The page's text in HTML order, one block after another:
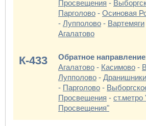
Просвещения -
Парголово - Осиновая
- Лупполово - Вартемяги
Агалатово
К-433
Обратное
Агалатово - Касимово -
Лупполово - Дранишники
- Парголово -
Просвещения - ст.метро
Просвещения"